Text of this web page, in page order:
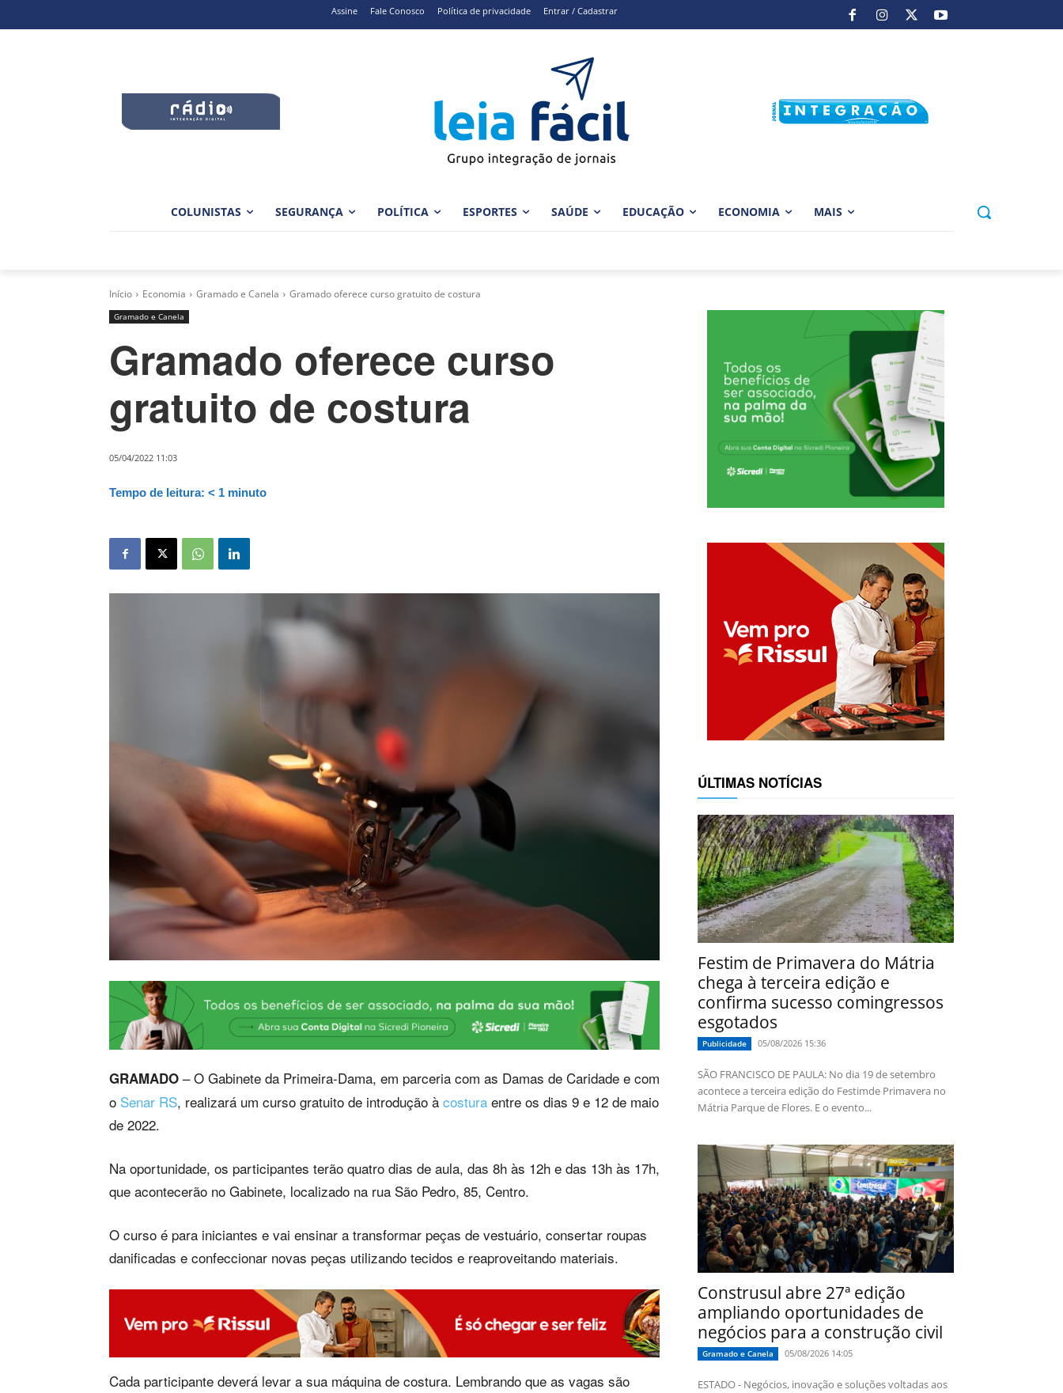
Assine Fale Conosco Política de privacidade Entrar / Cadastrar
COLUNISTAS SEGURANÇA POLÍTICA ESPORTES SAÚDE EDUCAÇÃO ECONOMIA MAIS
Início Economia Gramado e Canela Gramado oferece curso gratuito de costura
Gramado e Canela
Gramado oferece curso
gratuito de costura
05/04/2022 11:03
Tempo de leitura: < 1 minuto
GRAMADO – O Gabinete da Primeira-Dama, em parceria com as Damas de Caridade e com
o Senar RS, realizará um curso gratuito de introdução à costura entre os dias 9 e 12 de maio
de 2022.
Na oportunidade, os participantes terão quatro dias de aula, das 8h às 12h e das 13h às 17h,
que acontecerão no Gabinete, localizado na rua São Pedro, 85, Centro.
O curso é para iniciantes e vai ensinar a transformar peças de vestuário, consertar roupas
danificadas e confeccionar novas peças utilizando tecidos e reaproveitando materiais.
Cada participante deverá levar a sua máquina de costura. Lembrando que as vagas são
ÚLTIMAS NOTÍCIAS
Festim de Primavera do Mátria
chega à terceira edição e
confirma sucesso comingressos
esgotados
Publicidade 05/08/2026 15:36
SÃO FRANCISCO DE PAULA: No dia 19 de setembro
acontece a terceira edição do Festimde Primavera no
Mátria Parque de Flores. E o evento...
Construsul abre 27ª edição
ampliando oportunidades de
negócios para a construção civil
Gramado e Canela 05/08/2026 14:05
ESTADO - Negócios, inovação e soluções voltadas aos